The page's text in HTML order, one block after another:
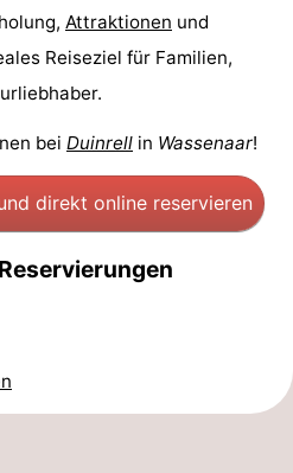
Attraktionen und
Reiseziel für Familien,
bei Duinrell in Wassenaar!
direkt online reservieren